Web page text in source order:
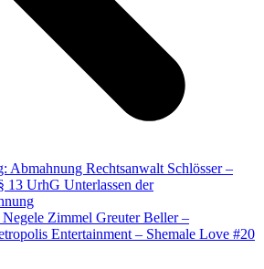
Abmahnung Rechtsanwalt Schlösser –
13 UrhG Unterlassen der
Negele Zimmel Greuter Beller –
Entertainment – Shemale Love #20